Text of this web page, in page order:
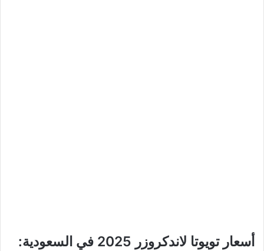
أسعار تويوتا لاندكروزر 2025 في السعودية: